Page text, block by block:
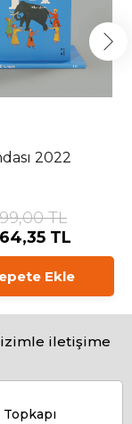
2022
99,00 TL
64,35 TL
Ekle
iletişime